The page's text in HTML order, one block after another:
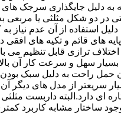
گردد که به دلیل جایگذاری
این نوع داربست از فریم های ۱۲۰ سانتی
استفاده از آن عدم
قائم و تکیه های افقی
ترازی قابل تنظیم می
بسیار سهل و سرعت کار آن
راحت به دلیل سبک بودن و
سریعتر از مدل های
ای دارد.البته داربست
ساختار مشابه کاربرد